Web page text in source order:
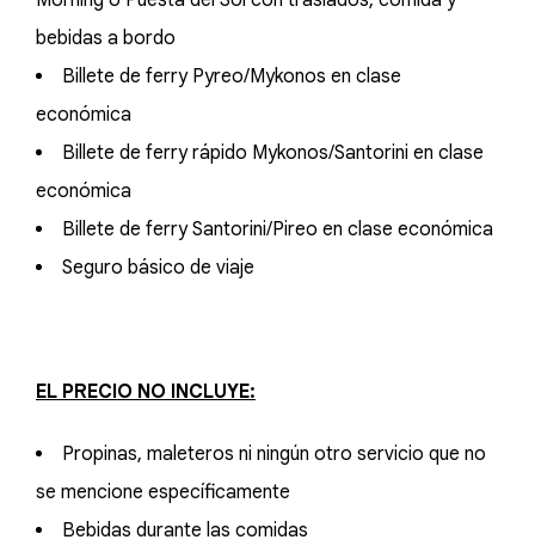
bebidas a bordo
Billete de ferry Pyreo/Mykonos en clase
económica
Billete de ferry rápido Mykonos/Santorini en clase
económica
Billete de ferry Santorini/Pireo en clase económica
Seguro básico de viaje
EL PRECIO NO INCLUYE:
Propinas, maleteros ni ningún otro servicio que no
se mencione específicamente
Bebidas durante las comidas